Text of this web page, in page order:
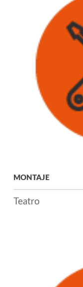
MONTAJE
Teatro